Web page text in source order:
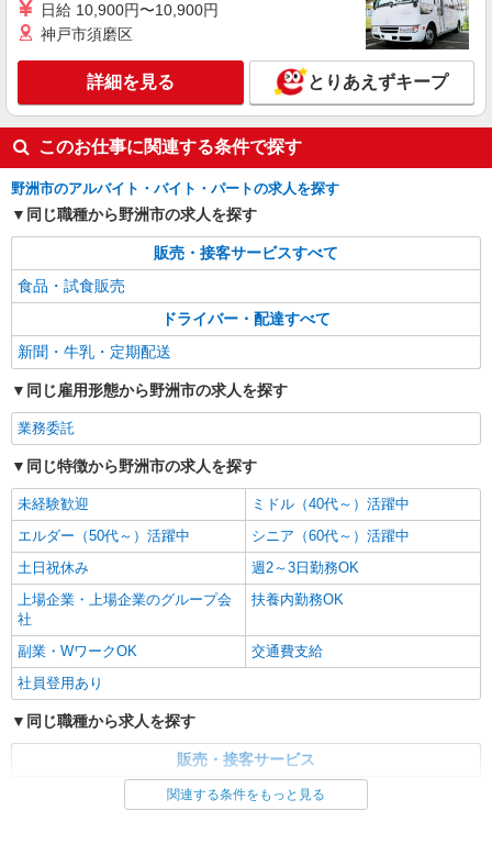
日給 10,900円〜10,900円
神戸市須磨区
詳細を見る とりあえずキープ
このお仕事に関連する条件で探す
野洲市のアルバイト・バイト・パートの求人を探す
同じ職種から野洲市の求人を探す
販売・接客サービスすべて
食品・試食販売
ドライバー・配達すべて
新聞・牛乳・定期配送
同じ雇用形態から野洲市の求人を探す
業務委託
同じ特徴から野洲市の求人を探す
未経験歓迎
ミドル（40代～）活躍中
エルダー（50代～）活躍中
シニア（60代～）活躍中
土日祝休み
週2～3日勤務OK
上場企業・上場企業のグループ会
社
扶養内勤務OK
副業・WワークOK
交通費支給
社員登用あり
同じ職種から求人を探す
販売・接客サービス
関連する条件をもっと見る